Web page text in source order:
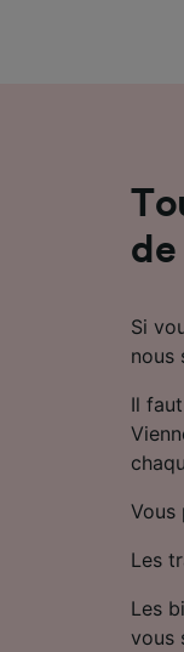
de
Si
nous
Il
Vous
Les
Les
vous